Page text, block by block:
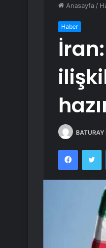
Anasayfa /
Haber